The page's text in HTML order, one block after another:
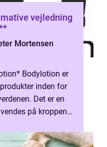
vejledning
Mortensen
Bodylotion er
inden for
Det er en
på kroppen